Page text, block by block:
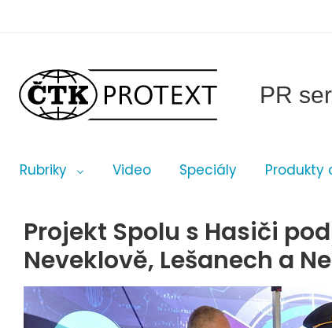
PR
Rubriky Video Speciály Produkty
Projekt Spolu s Hasiči
Neveklově, Lešanech a